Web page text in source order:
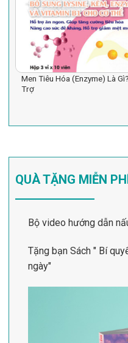
Men Tiêu Hóa (Enzyme) Là
Trợ
QUÀ TẶNG MIỄN
Bộ video hướng dẫn
Tặng bạn Sách " Bí
ngày"